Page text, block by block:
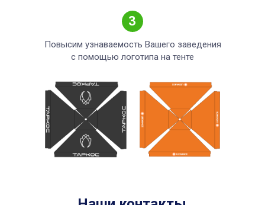
Повысим узнаваемость Вашего заведения
с помощью логотипа на тенте
3